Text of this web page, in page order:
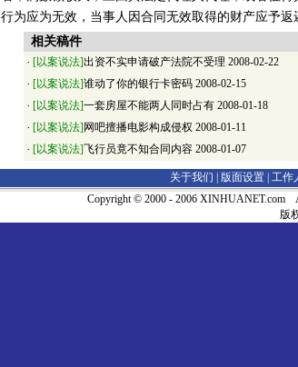
行为应为无效，当事人因合同无效取得的财产应予返
相关稿件
· [以案说法]出资不实申请破产法院不受理 2008-02-22
· [以案说法]谁动了你的银行卡密码 2008-02-15
· [以案说法]一套房屋不能两人同时占有 2008-01-18
· [以案说法] 网吧擅播电影构成侵权 2008-01-11
· [以案说法]飞行员竟不知合同内容 2008-01-07
关于我们 | 版面设置 工作
Copyright © 2000 - 2006
版